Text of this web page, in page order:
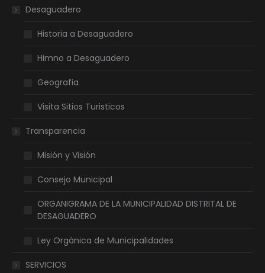
windowwindowwindowwindow
Desaguadero
Historia a Desaguadero
Himno a Desaguadero
Geografia
Visita Sitios Turisticos
Transparencia
Misión y Visión
Consejo Municipal
ORGANIGRAMA DE LA MUNICIPALIDAD DISTRITAL DE
DESAGUADERO
Ley Orgánica de Municipalidades
SERVICIOS